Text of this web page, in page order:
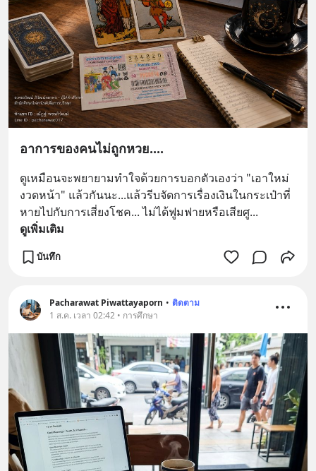
อาการของคนไม่ถูกหวย....
ดูเหมือนจะพยายามทำใจด้วยการบอกตัวเองว่า "เอาใหม่
งวดหน้า" แล้วกันนะ...แล้วรีบจัดการเรื่องเงินในกระเป๋าที่
หายไปกับการเสี่ยงโชค... ไม่ได้ฟูมฟายหรือเสียศู...
ดูเพิ่มเติม
บันทึก
Pacharawat Piwattayaporn • ติดตาม
1 ส.ค. เวลา 02:42 • การศึกษา